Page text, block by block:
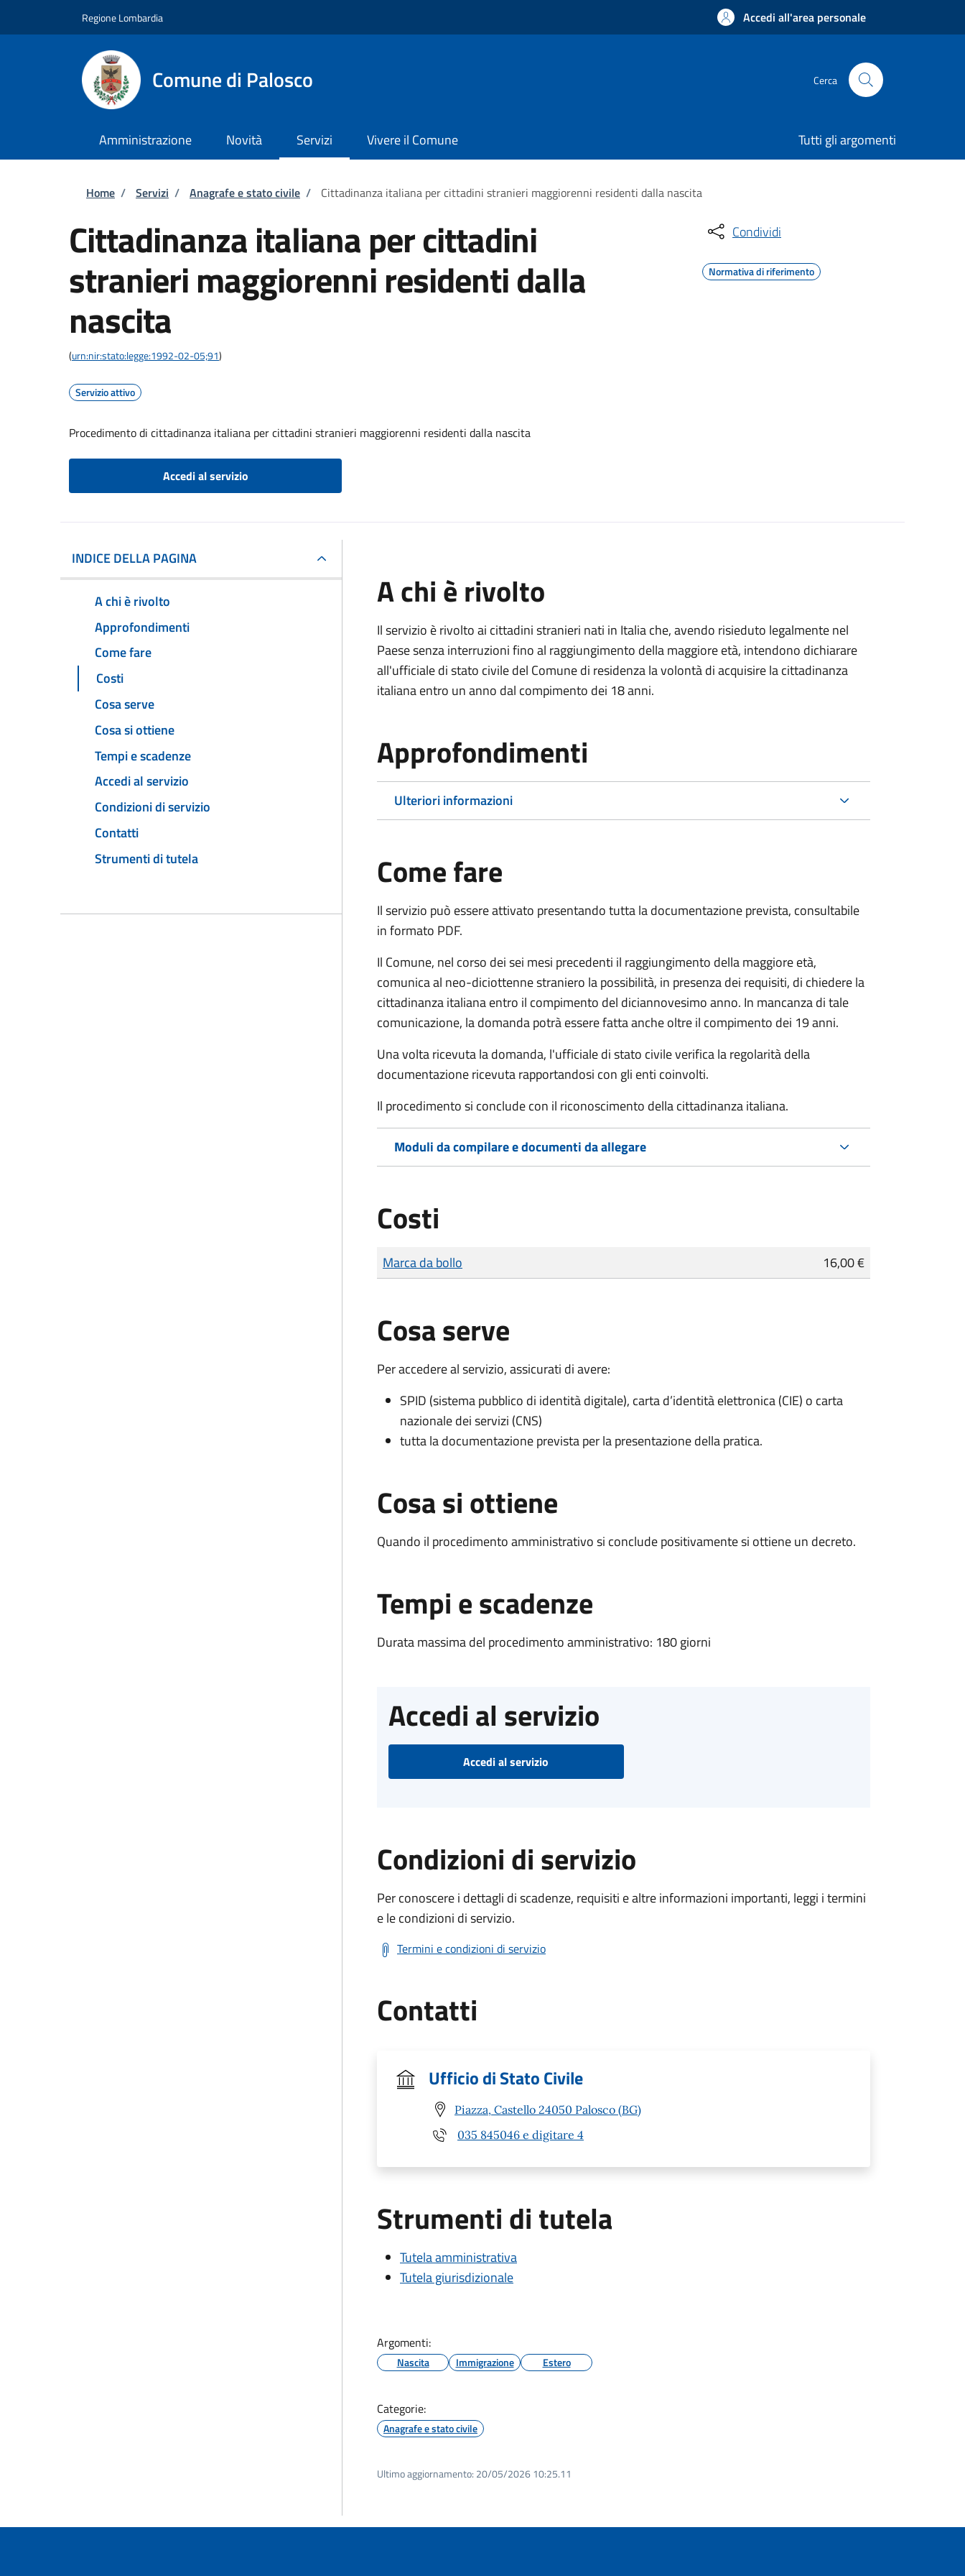
Regione Lombardia Accedi all'area personale
Comune di Palosco Cerca
Amministrazione Novità Servizi Vivere il Comune Tutti gli argomenti
Briciole di pane
Home / Servizi / Anagrafe e stato civile / Cittadinanza italiana per cittadini stranieri maggiorenni residenti dalla nascita
Cittadinanza italiana per cittadini
stranieri maggiorenni residenti dalla
nascita
(urn:nir:stato:legge:1992-02-05;91)
Servizio attivo
Procedimento di cittadinanza italiana per cittadini stranieri maggiorenni residenti dalla nascita
Accedi al servizio
Condividi
Normativa di riferimento
INDICE DELLA PAGINA
A chi è rivolto
Approfondimenti
Come fare
Costi
Cosa serve
Cosa si ottiene
Tempi e scadenze
Accedi al servizio
Condizioni di servizio
Contatti
Strumenti di tutela
A chi è rivolto
Il servizio è rivolto ai cittadini stranieri nati in Italia che, avendo risieduto legalmente nel
Paese senza interruzioni fino al raggiungimento della maggiore età, intendono dichiarare
all'ufficiale di stato civile del Comune di residenza la volontà di acquisire la cittadinanza
italiana entro un anno dal compimento dei 18 anni.
Approfondimenti
Ulteriori informazioni
Come fare
Il servizio può essere attivato presentando tutta la documentazione prevista, consultabile
in formato PDF.
Il Comune, nel corso dei sei mesi precedenti il raggiungimento della maggiore età,
comunica al neo-diciottenne straniero la possibilità, in presenza dei requisiti, di chiedere la
cittadinanza italiana entro il compimento del diciannovesimo anno. In mancanza di tale
comunicazione, la domanda potrà essere fatta anche oltre il compimento dei 19 anni.
Una volta ricevuta la domanda, l'ufficiale di stato civile verifica la regolarità della
documentazione ricevuta rapportandosi con gli enti coinvolti.
Il procedimento si conclude con il riconoscimento della cittadinanza italiana.
Moduli da compilare e documenti da allegare
Costi
Tipo di pagamento
Importo
Marca da bollo 16,00 €
Cosa serve
Per accedere al servizio, assicurati di avere:
SPID (sistema pubblico di identità digitale), carta d’identità elettronica (CIE) o carta
nazionale dei servizi (CNS)
tutta la documentazione prevista per la presentazione della pratica.
Cosa si ottiene
Quando il procedimento amministrativo si conclude positivamente si ottiene un decreto.
Tempi e scadenze
Durata massima del procedimento amministrativo: 180 giorni
Accedi al servizio
Accedi al servizio
Condizioni di servizio
Per conoscere i dettagli di scadenze, requisiti e altre informazioni importanti, leggi i termini
e le condizioni di servizio.
Termini e condizioni di servizio
Contatti
Ufficio di Stato Civile
Piazza, Castello 24050 Palosco (BG)
035 845046 e digitare 4
Strumenti di tutela
Tutela amministrativa
Tutela giurisdizionale
Argomenti:
Nascita Immigrazione Estero
Categorie:
Anagrafe e stato civile
Ultimo aggiornamento: 20/05/2026 10:25.11